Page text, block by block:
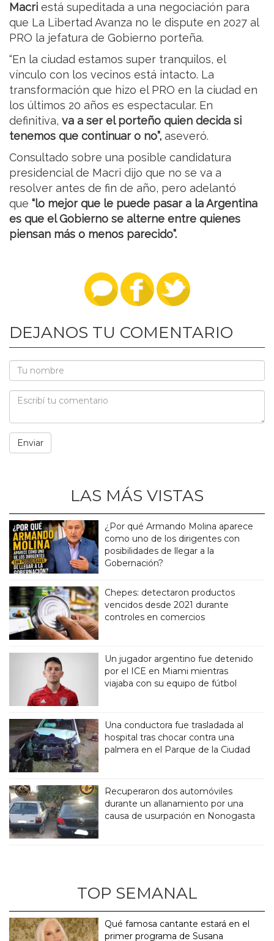
Macri está supeditada a una negociación para
que La Libertad Avanza no le dispute en 2027 al
PRO la jefatura de Gobierno porteña.
“En la ciudad estamos super tranquilos, el
vínculo con los vecinos está intacto. La
transformación que hizo el PRO en la ciudad en
los últimos 20 años es espectacular. En
definitiva, va a ser el porteño quien decida si
tenemos que continuar o no”, aseveró.
Consultado sobre una posible candidatura
presidencial de Macri dijo que no se va a
resolver antes de fin de año, pero adelantó
que “lo mejor que le puede pasar a la Argentina
es que el Gobierno se alterne entre quienes
piensan más o menos parecido”.
DEJANOS TU COMENTARIO
LAS MÁS VISTAS
¿Por qué Armando Molina aparece
como uno de los dirigentes con
posibilidades de llegar a la
Gobernación?
Chepes: detectaron productos
vencidos desde 2021 durante
controles en comercios
Un jugador argentino fue detenido
por el ICE en Miami mientras
viajaba con su equipo de fútbol
Una conductora fue trasladada al
hospital tras chocar contra una
palmera en el Parque de la Ciudad
Recuperaron dos automóviles
durante un allanamiento por una
causa de usurpación en Nonogasta
TOP SEMANAL
Qué famosa cantante estará en el
primer programa de Susana